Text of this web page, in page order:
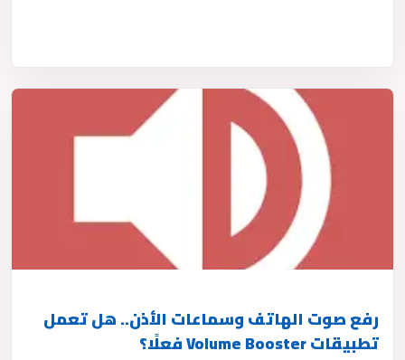
رفع صوت الهاتف وسماعات الأذن.. هل تعمل
تطبيقات Volume Booster فعلًا؟